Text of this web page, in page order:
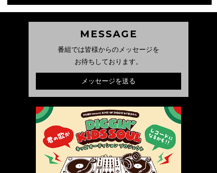
MESSAGE
番組では皆様からのメッセージを
お待ちしております。
メッセージを送る